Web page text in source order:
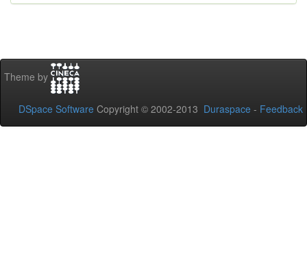
Theme by
DSpace Software Copyright © 2002-2013 Duraspace - Feedback